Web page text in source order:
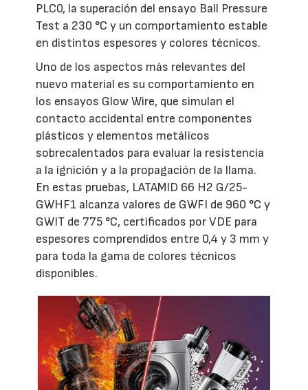
PLC0, la superación del ensayo Ball Pressure
Test a 230 °C y un comportamiento estable
en distintos espesores y colores técnicos.
Uno de los aspectos más relevantes del
nuevo material es su comportamiento en
los ensayos Glow Wire, que simulan el
contacto accidental entre componentes
plásticos y elementos metálicos
sobrecalentados para evaluar la resistencia
a la ignición y a la propagación de la llama.
En estas pruebas, LATAMID 66 H2 G/25-
GWHF1 alcanza valores de GWFI de 960 °C y
GWIT de 775 °C, certificados por VDE para
espesores comprendidos entre 0,4 y 3 mm y
para toda la gama de colores técnicos
disponibles.